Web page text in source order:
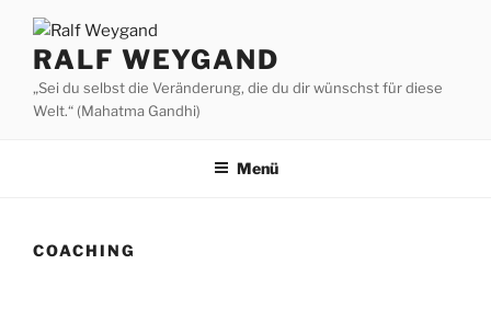
Inhalt
springenRALF WEYGAND
„Sei du selbst die Veränderung, die du dir wünschst für diese
Welt.“ (Mahatma Gandhi)
Menü
COACHING